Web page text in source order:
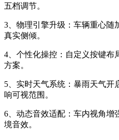
五档调节。
3、物理引擎升级：车辆重心随
真实侧倾。
4、个性化操控：自定义按键布
方案。
5、实时天气系统：暴雨天气开
响可视范围。
6、动态音效适配：车内视角增
境音效。